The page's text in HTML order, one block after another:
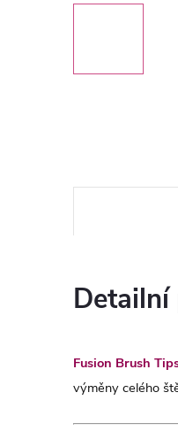
Fusion Brush
výměny celého